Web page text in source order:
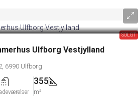
SOLGT
Ulfborg Vestjylland
6990 Ulfborg
355
m²